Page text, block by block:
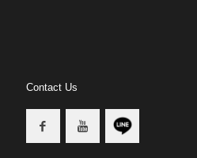
Contact Us